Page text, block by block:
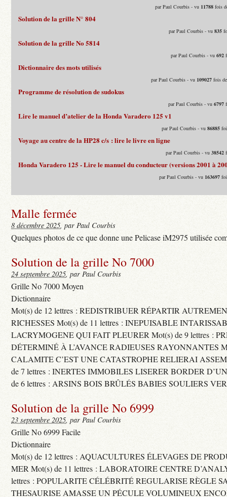
par Paul Courbis - vu 11788 fois
Solution de la grille N° 804
par Paul Courbis - vu835
Solution de la grille No 5814
par Paul Courbis - vu692
Dictionnaire des mots utilisés
par Paul Courbis - vu 109027 fois
Programme de résolution de sudokus
par Paul Courbis - vu6797
Lire le manuel d’atelier de la Honda Varadero 125 v1
par Paul Courbis - vu86885
Voyage au centre de la HP28 c/s : lire le livre en ligne
par Paul Courbis - vu38542
Honda Varadero 125 - Lire le manuel du conducteur (versions 2001 à
par Paul Courbis - vu 163697
Malle fermée
8 décembre 2025, par Paul Courbis
Quelques photos de ce que donne une Pelicase iM2975 utilisée
Solution de la grille No 7000
24 septembre 2025, par Paul Courbis
Grille No 7000 Moyen
Dictionnaire
Mot(s) de 12 lettres : REDISTRIBUER RÉPARTIR
RICHESSES Mot(s) de 11 lettres : INEPUISABLE
LACRYMOGENE QUI FAIT PLEURER Mot(s) de 9 lettres :
DÉTERMINÉ À L’AVANCE RADIEUSES RAYONNANTES
CALAMITE C’EST UNE CATASTROPHE RELIERAI
de 7 lettres : INERTES IMMOBILES LISERER BORDER
de 6 lettres : ARSINS BOIS BRÛLÉS BABIES SOULIERS
Solution de la grille No 6999
23 septembre 2025, par Paul Courbis
Grille No 6999 Facile
Dictionnaire
Mot(s) de 12 lettres : AQUACULTURES ÉLEVAGES DE
MER Mot(s) de 11 lettres : LABORATOIRE CENTRE
lettres : POPULARITE CÉLÉBRITÉ REGULARISE RÈGLE
THESAURISE AMASSE UN PÉCULE VOLUMINEUX